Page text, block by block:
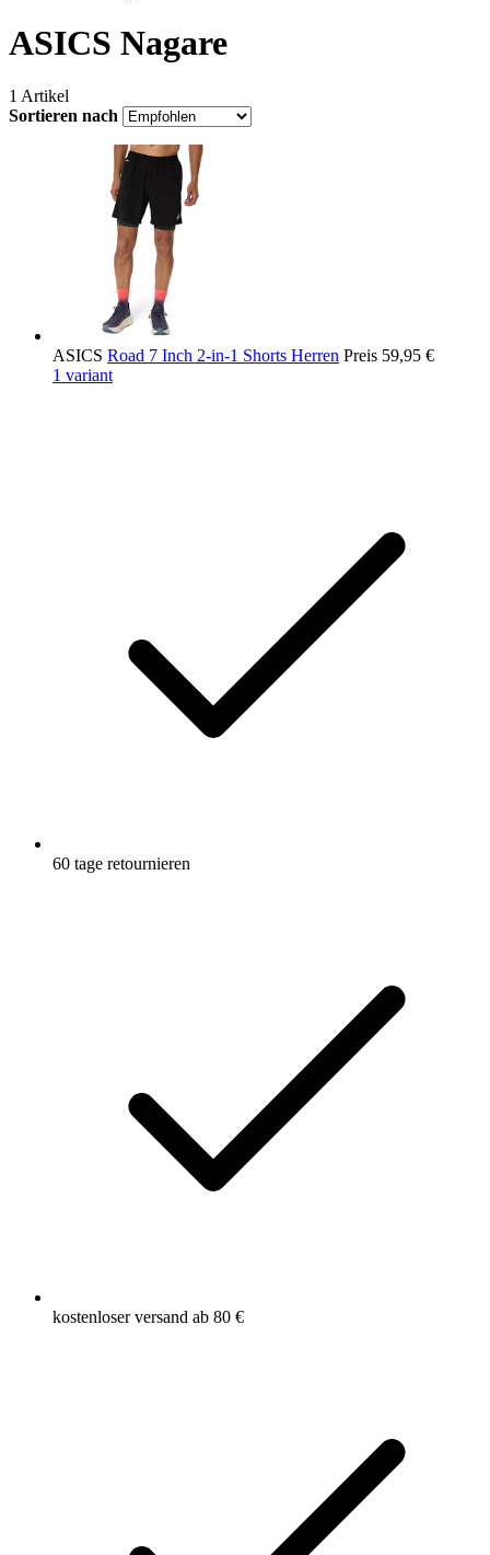
ASICS Nagare
1 Artikel
Sortieren nach
ASICS Road 7 Inch 2-in-1 Shorts Herren Preis 59,95 €
1 variant
60 tage retournieren
kostenloser versand ab 80 €